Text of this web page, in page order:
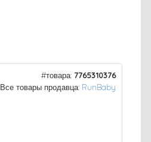
#товара: 7765310376
Все товары продавца: RunBaby